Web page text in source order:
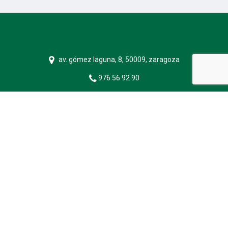
av. gómez laguna, 8, 50009, zaragoza
976 56 92 90